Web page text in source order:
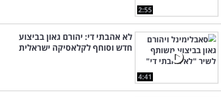
2:55
4:41
לא אהבתי די: יהורם גאון בביצוע
חדש וסוחף לקלאסיקה ישראלית